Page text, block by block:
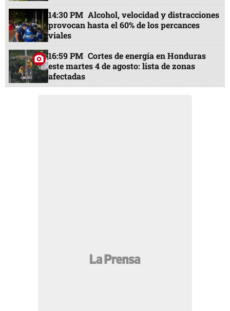
14:30 PM Alcohol, velocidad y distracciones
provocan hasta el 60% de los percances
viales
16:59 PM Cortes de energía en Honduras
este martes 4 de agosto: lista de zonas
afectadas